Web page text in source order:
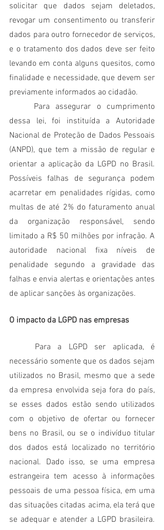
solicitar que dados sejam deletados,
revogar um consentimento ou transferir
dados para outro fornecedor de serviços,
e o tratamento dos dados deve ser feito
levando em conta alguns quesitos, como
finalidade e necessidade, que devem ser
previamente informados ao cidadão.
dessa lei, foi instituída a Autoridade
Nacional de Proteção de Dados Pessoais
(ANPD), que tem a missão de regular e
orientar a aplicação da LGPD no Brasil.
Possíveis falhas de segurança podem
acarretar em penalidades rígidas, como
multas de até 2% do faturamento anual
da organização responsável, sendo
limitado a R$ 50 milhões por infração. A
autoridade nacional fixa níveis de
penalidade segundo a gravidade das
falhas e envia alertas e orientações antes
de aplicar sanções às organizações.
O impacto da LGPD nas empresas
Para a LGPD ser aplicada, é
necessário somente que os dados sejam
utilizados no Brasil, mesmo que a sede
da empresa envolvida seja fora do país,
se esses dados estão sendo utilizados
com o objetivo de ofertar ou fornecer
bens no Brasil, ou se o indivíduo titular
dos dados está localizado no território
nacional. Dado isso, se uma empresa
estrangeira tem acesso à informações
pessoais de uma pessoa física, em uma
das situações citadas acima, ela terá que
se adequar e atender a LGPD brasileira.